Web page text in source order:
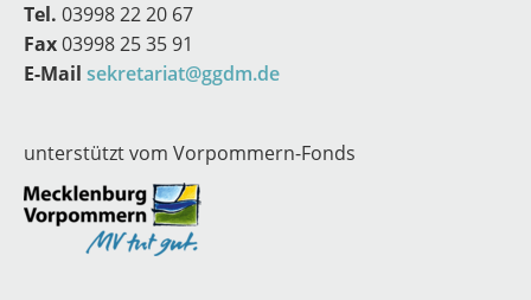
Tel. 03998 22 20 67
Fax03998 25 35 91
E-Mail sekretariat@ggdm.de
unterstützt vom Vorpommern-Fonds